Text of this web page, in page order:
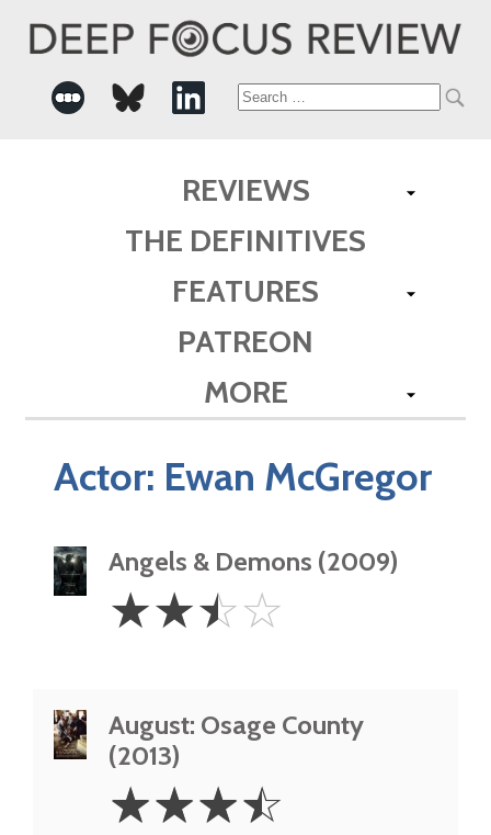
Search
REVIEWS
THE DEFINITIVES
FEATURES
PATREON
MORE
Actor: Ewan McGregor
Angels & Demons (2009)
2.5
Stars
☆☆☆☆
August: Osage County
(2013)
3.5
Stars
☆☆☆☆